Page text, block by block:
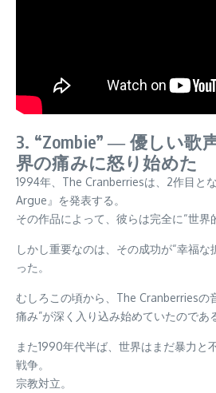
3. “Zombie” ― 優しい歌
界の痛みに怒り始めた
1994年、The Cranberriesは、2作目と
Argue』を発表する。
その作品によって、彼らは完全に“世界
しかし重要なのは、その成功が“幸福な
った。
むしろこの頃から、The Cranberriesの
痛み”が深く入り込み始めていたのであ
また1990年代半ば、世界はまだ暴力と
戦争。
宗教対立。